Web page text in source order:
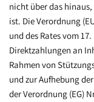
nicht über das
ist. Die Verordnung
und des Rates vom
Direktzahlungen an
Rahmen von
und zur Aufhebung
der Verordnung (EG)